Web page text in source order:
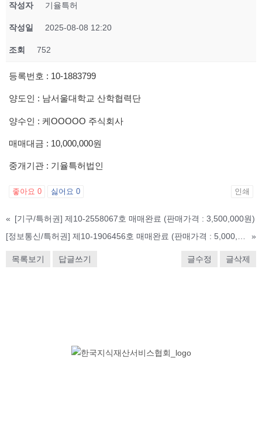
작성자 기율특허
작성일 2025-08-08 12:20
조회 752
등록번호 : 10-1883799
양도인 : 남서울대학교 산학협력단
양수인 : 케OOOOO 주식회사
매매대금 : 10,000,000원
중개기관 : 기율특허법인
좋아요 0 싫어요 0 인쇄
« [기구/특허권] 제10-2558067호 매매완료 (판매가격 : 3,500,000원)
»
목록보기 답글쓰기 글수정 글삭제